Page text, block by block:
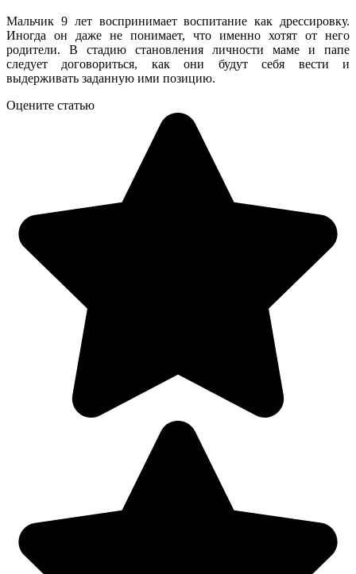
Мальчик 9 лет воспринимает воспитание как дрессировку.
Иногда он даже не понимает, что именно хотят от него
родители. В стадию становления личности маме и папе
следует договориться, как они будут себя вести и
выдерживать заданную ими позицию.
Оцените статью